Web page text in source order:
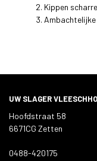
Kippen
UW SLAGER
Hoofdstraat 58
6671CG Zetten
0488-420175